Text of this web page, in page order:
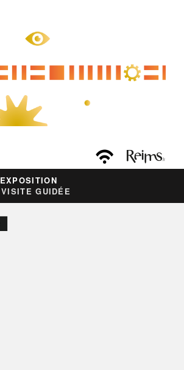
EXPOSITION
VISITE GUIDÉE